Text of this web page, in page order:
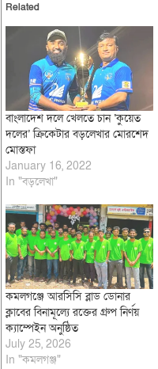
Related
বাংলাদেশ দলে খেলতে চান ‘কুয়েত
দলের’ ক্রিকেটার বড়লেখার মোরশেদ
মোস্তফা
January 16, 2022
In "বড়লেখা"
কমলগঞ্জে আরসিসি ব্লাড ডোনার
ক্লাবের বিনামূল্যে রক্তের গ্রুপ নির্ণয়
ক্যাম্পেইন অনুষ্ঠিত
July 25, 2026
In "কমলগঞ্জ"